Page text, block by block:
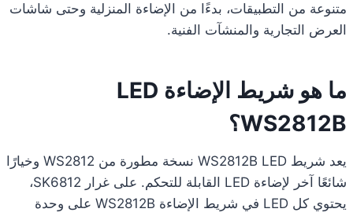
متنوعة من التطبيقات، بدءًا من الإضاءة المنزلية وحتى شاشات
العرض التجارية والمنشآت الفنية.
ما هو شريط الإضاءة LED
WS2812B؟
يعد شريط WS2812B LED نسخة مطورة من WS2812 وخيارًا
شائعًا آخر لإضاءة LED القابلة للتحكم. على غرار SK6812،
يحتوي كل LED في شريط الإضاءة WS2812B على وحدة